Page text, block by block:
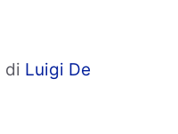
di Luigi De